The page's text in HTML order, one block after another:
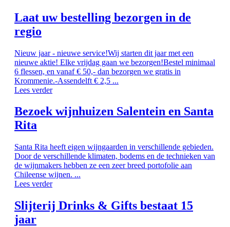
Laat uw bestelling bezorgen in de
regio
Nieuw jaar - nieuwe service!Wij starten dit jaar met een
nieuwe aktie! Elke vrijdag gaan we bezorgen!Bestel minimaal
6 flessen, en vanaf € 50,- dan bezorgen we gratis in
Krommenie.-Assendelft € 2,5 ...
Lees verder
Bezoek wijnhuizen Salentein en Santa
Rita
Santa Rita heeft eigen wijngaarden in verschillende gebieden.
Door de verschillende klimaten, bodems en de technieken van
de wijnmakers hebben ze een zeer breed portofolie aan
Chileense wijnen. ...
Lees verder
Slijterij Drinks & Gifts bestaat 15
jaar